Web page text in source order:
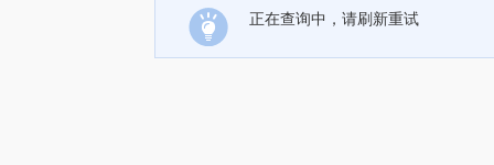
正在查询中，请刷新重试